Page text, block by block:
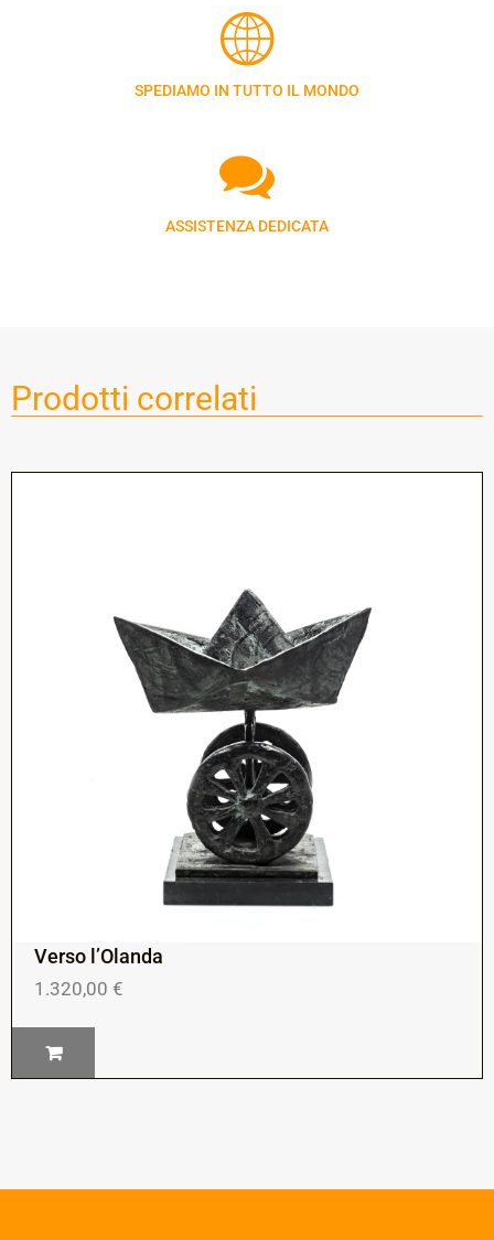
SPEDIAMO IN TUTTO IL MONDO
ASSISTENZA DEDICATA
Prodotti correlati
Verso l’Olanda
1.320,00 €